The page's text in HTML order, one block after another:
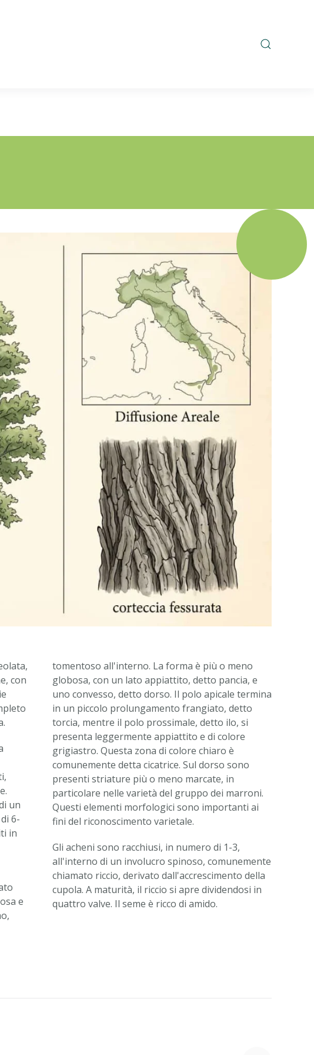
con
un
6-
in
e
tomentoso all'interno. La forma è più o meno
globosa, con un lato appiattito, detto pancia, e
uno convesso, detto dorso. Il polo apicale termina
in un piccolo prolungamento frangiato, detto
torcia, mentre il polo prossimale, detto ilo, si
presenta leggermente appiattito e di colore
grigiastro. Questa zona di colore chiaro è
comunemente detta cicatrice. Sul dorso sono
presenti striature più o meno marcate, in
particolare nelle varietà del gruppo dei marroni.
Questi elementi morfologici sono importanti ai
fini del riconoscimento varietale.
Gli acheni sono racchiusi, in numero di 1-3,
all'interno di un involucro spinoso, comunemente
chiamato riccio, derivato dall'accrescimento della
cupola. A maturità, il riccio si apre dividendosi in
quattro valve. Il seme è ricco di amido.